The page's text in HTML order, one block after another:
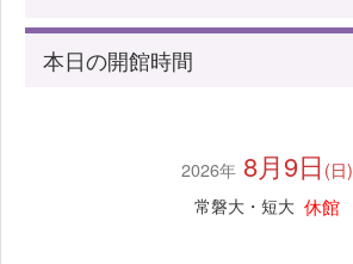
本日の開館時間
2026年 8月9日 (日)
常磐大・短大 休館